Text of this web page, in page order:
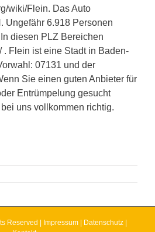
wiki/Flein. Das Auto
Ungefähr 6.918 Personen
diesen PLZ Bereichen
. Flein ist eine Stadt in Baden-
07131 und der
Sie einen guten Anbieter für
Entrümpelung gesucht
uns vollkommen richtig.
Reserved | Impressum | Datenschutz |